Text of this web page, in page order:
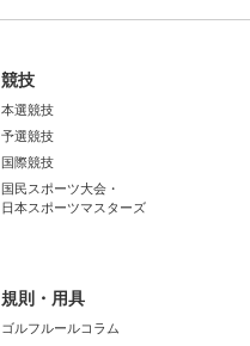
競技
本選競技
予選競技
国際競技
国民スポーツ大会・
日本スポーツマスターズ
規則・用具
ゴルフルールコラム